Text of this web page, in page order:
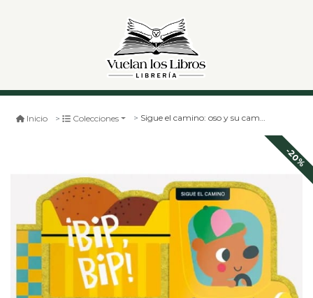
Inicio Colecciones Sigue el camino: oso y su camión. ¡bip, bip!
-20%